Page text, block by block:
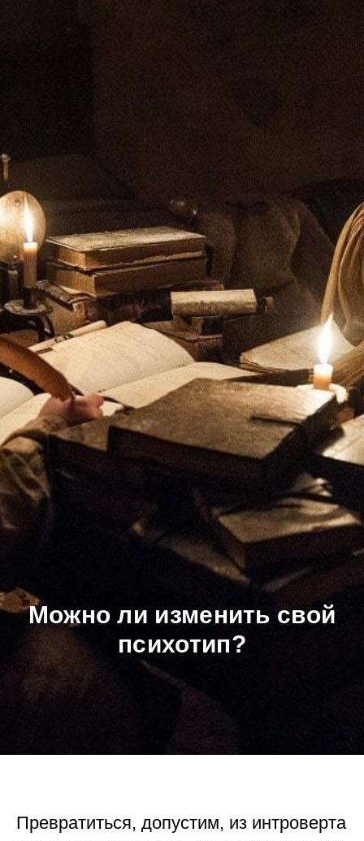
Можно ли изменить свой
психотип?
Превратиться, допустим, из интроверта